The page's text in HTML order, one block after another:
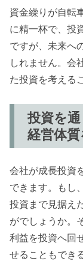
資金繰りが自転
に精一杯で、投
ですが、未来へ
しれません。会
た投資を考える
投資を
経営体
会社が成長投資
できます。もし
投資まで見据え
がでしょうか。
利益を投資へ回
せることもでき